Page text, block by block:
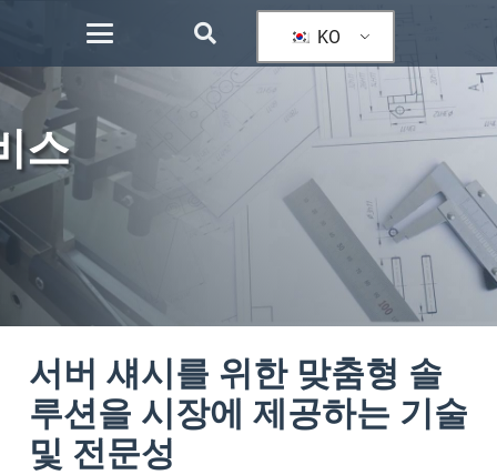
KO
스
서버 섀시를 위한 맞춤형 솔
루션을 시장에 제공하는 기술
및 전문성